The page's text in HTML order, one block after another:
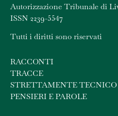
Autorizzazione Tribunale di
ISSN 2239-5547
Tutti i diritti sono riservati
RACCONTI
TRACCE
STRETTAMENTE TECNICO
PENSIERI E PAROLE